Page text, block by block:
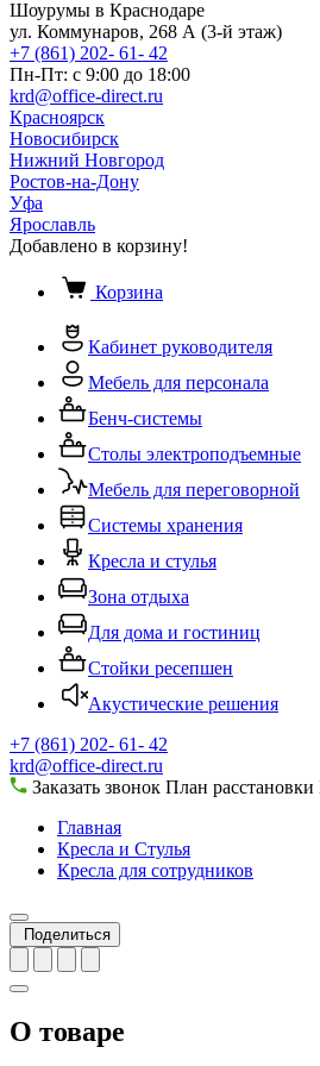
Шоурумы в Краснодаре
ул. Коммунаров, 268 А (3-й этаж)
+7 (861) 202- 61- 42
Пн-Пт: с 9:00 до 18:00
krd@office-direct.ru
Красноярск
Новосибирск
Нижний Новгород
Ростов-на-Дону
Уфа
Ярославль
Добавлено в корзину!
Корзина
Кабинет руководителя
Мебель для персонала
Бенч-системы
Столы электроподъемные
Мебель для переговорной
Системы хранения
Кресла и стулья
Зона отдыха
Для дома и гостиниц
Стойки ресепшен
Акустические решения
+7 (861) 202- 61- 42
krd@office-direct.ru
Заказать звонок План расстановки
Главная
Кресла и Стулья
Кресла для сотрудников
Поделиться
О товаре